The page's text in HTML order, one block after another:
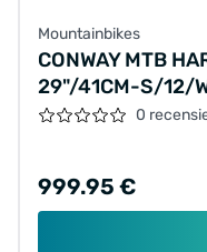
Mountainbikes
CONWAY MTB
29"/41CM-S/12/
0
999.95 €